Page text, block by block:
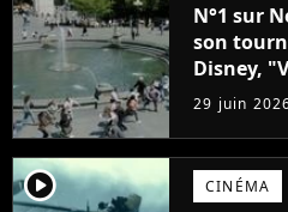
N°1 sur
son
Disney,
de faire ça"
29 juin
player2 CINÉMA